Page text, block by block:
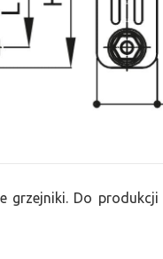
grzejniki. Do